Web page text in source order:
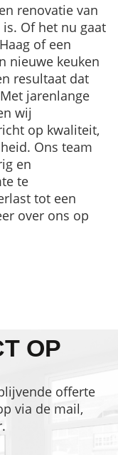
renovatie van
Of het nu gaat
of een
nieuwe keuken
resultaat dat
jarenlange
wij
op kwaliteit,
Ons team
en
te
tot een
over ons op
OP
offerte
via de mail,